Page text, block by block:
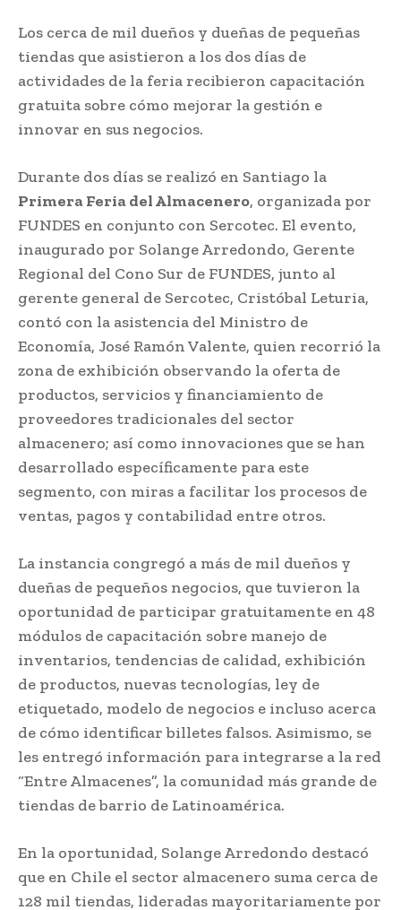
Los cerca de mil dueños y dueñas de pequeñas
tiendas que asistieron a los dos días de
actividades de la feria recibieron capacitación
gratuita sobre cómo mejorar la gestión e
innovar en sus negocios.
Durante dos días se realizó en Santiago la
Primera Feria del Almacenero, organizada por
FUNDES en conjunto con Sercotec. El evento,
inaugurado por Solange Arredondo, Gerente
Regional del Cono Sur de FUNDES, junto al
gerente general de Sercotec, Cristóbal Leturia,
contó con la asistencia del Ministro de
Economía, José Ramón Valente, quien recorrió la
zona de exhibición observando la oferta de
productos, servicios y financiamiento de
proveedores tradicionales del sector
almacenero; así como innovaciones que se han
desarrollado específicamente para este
segmento, con miras a facilitar los procesos de
ventas, pagos y contabilidad entre otros.
La instancia congregó a más de mil dueños y
dueñas de pequeños negocios, que tuvieron la
oportunidad de participar gratuitamente en 48
módulos de capacitación sobre manejo de
inventarios, tendencias de calidad, exhibición
de productos, nuevas tecnologías, ley de
etiquetado, modelo de negocios e incluso acerca
de cómo identificar billetes falsos. Asimismo, se
les entregó información para integrarse a la red
“Entre Almacenes”, la comunidad más grande de
tiendas de barrio de Latinoamérica.
En la oportunidad, Solange Arredondo destacó
que en Chile el sector almacenero suma cerca de
128 mil tiendas, lideradas mayoritariamente por